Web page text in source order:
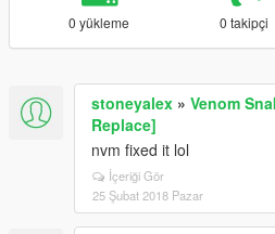
0 yükleme 0 takipçi
stoneyalex » Venom
Replace]
nvm fixed it lol
İçeriği Gör
25 Şubat 2018 Pazar